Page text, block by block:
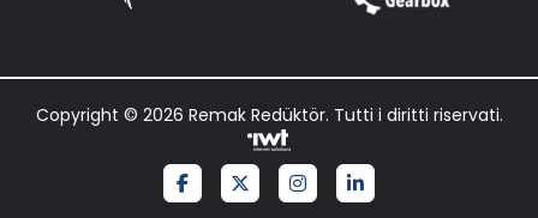
Copyright © 2026 Remak Redüktör. Tutti i diritti riservati.